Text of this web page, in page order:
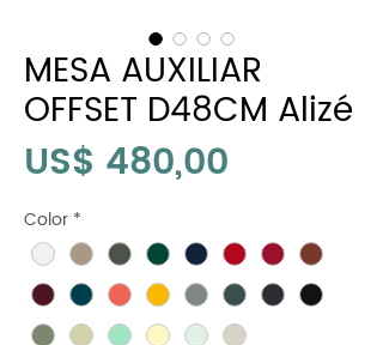
MESA AUXILIAR
OFFSET D48CM Alizé
US$ 480,00
Color *